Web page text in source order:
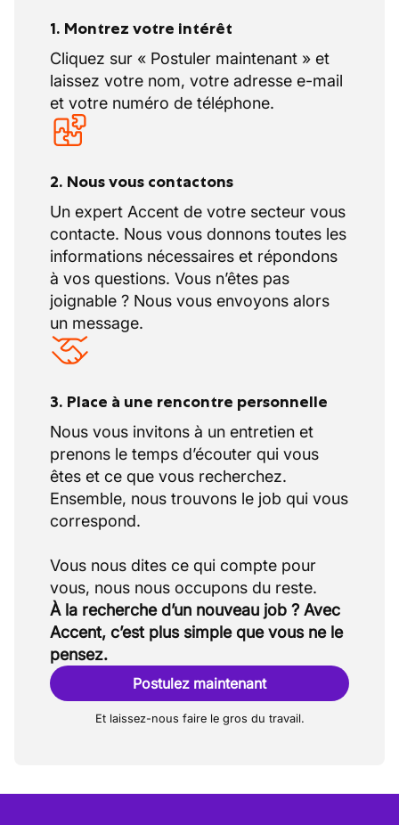
1. Montrez votre intérêt
Cliquez sur « Postuler maintenant » et
laissez votre nom, votre adresse e-mail
et votre numéro de téléphone.
2. Nous vous contactons
Un expert Accent de votre secteur vous
contacte. Nous vous donnons toutes les
informations nécessaires et répondons
à vos questions. Vous n’êtes pas
joignable ? Nous vous envoyons alors
un message.
3. Place à une rencontre personnelle
Nous vous invitons à un entretien et
prenons le temps d’écouter qui vous
êtes et ce que vous recherchez.
Ensemble, nous trouvons le job qui vous
correspond.
Vous nous dites ce qui compte pour
À la recherche d’un nouveau job ? Avec
Accent, c’est plus simple que vous ne le
pensez.
Postulez maintenant
Et laissez-nous faire le gros du travail.